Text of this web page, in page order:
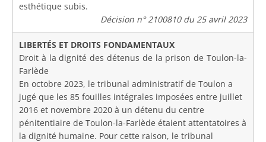
esthétique subis.
Décision n° 2100810 du 25 avril 2023
LIBERTÉS ET DROITS FONDAMENTAUX
Droit à la dignité des détenus de la prison de Toulon-la-
Farlède
En octobre 2023, le tribunal administratif de Toulon a
jugé que les 85 fouilles intégrales imposées entre juillet
2016 et novembre 2020 à un détenu du centre
pénitentiaire de Toulon-la-Farlède étaient attentatoires à
la dignité humaine. Pour cette raison, le tribunal